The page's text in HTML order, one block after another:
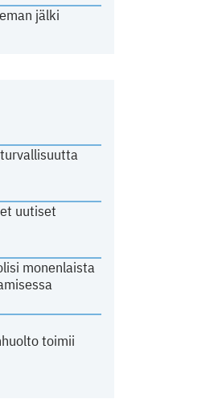
jälki
uutiset
monenlaista
toimii